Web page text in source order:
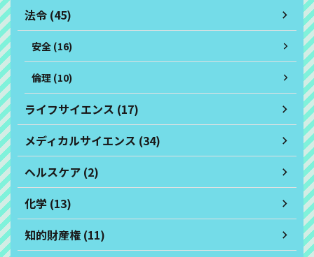
法令 (45)
安全 (16)
倫理 (10)
ライフサイエンス (17)
メディカルサイエンス (34)
ヘルスケア (2)
化学 (13)
知的財産権 (11)